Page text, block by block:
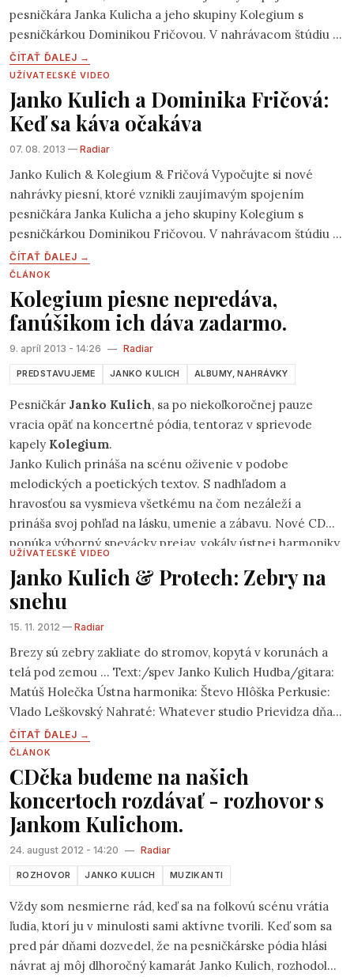
pesničkára Janka Kulicha a jeho skupiny Kolegium s
pesničkárkou Dominikou Fričovou. V nahrávacom štúdiu v
Prievidzi spolu nahrali niekoľko piesní, duetov. Pieseň S
vami tu pochádza z pera Dominike Fričovej. Obaja autori v
súčasnosti pripravujú svoje vlastné albumy, ale v zálohe
majú aj pár ďalších spoločných piesní, či vystúpení. Videť a
zažiť ich môžete už koncom augusta na festivale Lodenica
2013 na Komornej scéne.
ČÍTAŤ ĎALEJ →
UŽÍVATEĽSKÉ VIDEO
Janko Kulich a Dominika Fričová:
Keď sa káva očakáva
07. 08. 2013 — Radiar
Janko Kulich & Kolegium & Fričová Vypočujte si nové
nahrávky piesní, ktoré vznikli zaujímavým spojením
pesničkára Janka Kulicha a jeho skupiny Kolegium s
pesničkárkou Dominikou Fričovou. V nahrávacom štúdiu v
Prievidzi spolu nahrali niekoľko piesní, duetov. Pieseň Keď
sa káva očakáva je z autorskej dielne Janka Kulicha. Obaja
autori v súčasnosti pripravujú svoje vlastné albumy, ale v
zálohe majú aj pár ďalších spoločných piesní, či vystúpení.
ČÍTAŤ ĎALEJ →
ČLÁNOK
Kolegium piesne nepredáva,
fanúšikom ich dáva zadarmo.
9. apríl 2013 - 14:26 — Radiar
PREDSTAVUJEME JANKO KULICH ALBUMY, NAHRÁVKY
Pesničkár Janko Kulich, sa po niekoľkoročnej pauze
vracia opäť na koncertné pódia, tentoraz v sprievode
kapely Kolegium.
Janko Kulich prináša na scénu oživenie v podobe
melodických a poetických textov. S nadhľadom a
hravosťou sa vysmieva všetkému na čom nezáleží a
prináša svoj pohľad na lásku, umenie a zábavu. Nové CD
ponúka výborný spevácky prejav, vokály ústnej harmoniky,
muzikanti a hlavne piesne, ktoré potešia každého. My sme
sa s úspešným textárom a v súčasnosti aj producentom
žiarskeho Céčka stretli a položili mu zopár otázok.
UŽÍVATEĽSKÉ VIDEO
Janko Kulich & Protech: Zebry na
snehu
15. 11. 2012 — Radiar
Brezy sú zebry zakliate do stromov, kopytá v korunách a
telá pod zemou ... Text:/spev Janko Kulich Hudba/gitara:
Matúš Holečka Ústna harmonika: Števo Hlôška Perkusie:
Vlado Leškovský Nahraté: Whatever studio Prievidza dňa
04.11:2012
ČÍTAŤ ĎALEJ →
ČLÁNOK
CDčka budeme na našich
koncertoch rozdávať - rozhovor s
Jankom Kulichom.
24. august 2012 - 14:20 — Radiar
ROZHOVOR JANKO KULICH MUZIKANTI
Vždy som nesmierne rád, keď sa na folkovú scénu vrátia
ľudia, ktorí ju v minulosti sami aktívne tvorili. Keď som sa
pred pár dňami dozvedel, že na pesničkárske pódia hlási
návrat aj môj dlhoročný kamarát Janko Kulich, rozhodol